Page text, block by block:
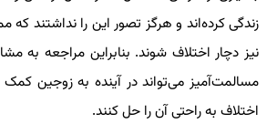
زندگی کرده‌اند و هرگز تصور این را نداشتند
نیز دچار اختلاف شوند. بنابراین مراجعه به
مسالمت‌آمیز می‌تواند در آینده به زوجین کمک
اختلاف به راحتی آن را حل کنند.